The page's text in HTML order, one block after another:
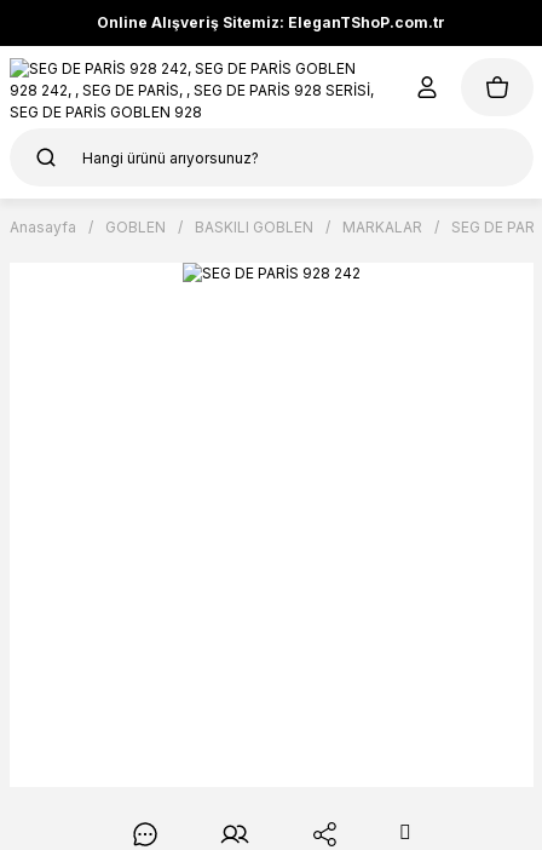
Online Alışveriş Sitemiz: EleganTShoP.com.tr
Anasayfa GOBLEN BASKILI GOBLEN MARKALAR SEG DE